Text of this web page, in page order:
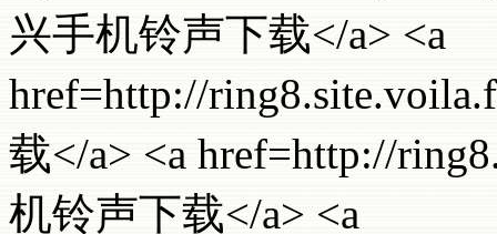
兴手机铃声下载</a> <a
href=http://
载</a> <a href=http://
机铃声下载</a> <a